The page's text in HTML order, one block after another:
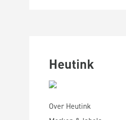
Heutink
Over Heutink